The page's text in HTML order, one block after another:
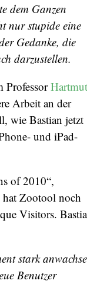
dem Ganzen
nur stupide eine
Gedanke, die
darzustellen.
ProfessorHartmut
Arbeit an der
wie Bastian jetzt
und iPad-
of 2010“,
hat Zootool noch
Visitors.
stark
Benutzer